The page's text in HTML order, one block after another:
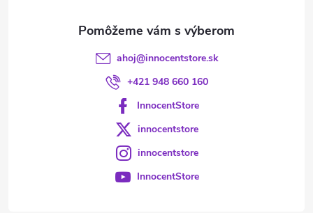
ahoj@innocentstore.sk
+421 948 660 160
InnocentStore
innocentstore
innocentstore
InnocentStore